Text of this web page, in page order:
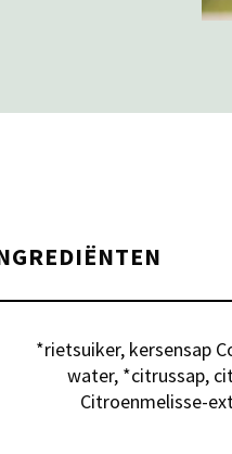
*rietsuiker, kersensap
water, *citrussap,
Citroenmelisse-